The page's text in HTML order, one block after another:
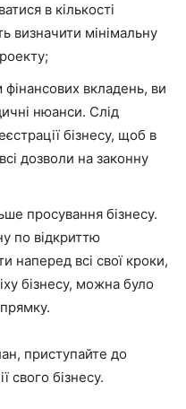
в кількості
визначити мінімальну
фінансових вкладень, ви
нюанси. Слід
бізнесу, щоб в
дозволи на законну
просування бізнесу.
по відкриттю
наперед всі свої кроки,
бізнесу, можна було
приступайте до
свого бізнесу.